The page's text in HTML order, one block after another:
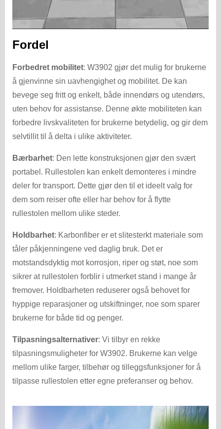
Fordel
Forbedret mobilitet: W3902 gjør det mulig for brukerne
å gjenvinne sin uavhengighet og mobilitet. De kan
bevege seg fritt og enkelt, både innendørs og utendørs,
uten behov for assistanse. Denne økte mobiliteten kan
forbedre livskvaliteten for brukerne betydelig, og gir dem
selvtillit til å delta i ulike aktiviteter.
Bærbarhet: Den lette konstruksjonen gjør den svært
portabel. Rullestolen kan enkelt demonteres i mindre
deler for transport. Dette gjør den til et ideelt valg for
dem som reiser ofte eller har behov for å flytte
rullestolen mellom ulike steder.
Holdbarhet: Karbonfiber er et slitesterkt materiale som
tåler påkjenningene ved daglig bruk. Det er
motstandsdyktig mot korrosjon, riper og støt, noe som
sikrer at rullestolen forblir i utmerket stand i mange år
fremover. Holdbarheten reduserer også behovet for
hyppige reparasjoner og utskiftninger, noe som sparer
brukerne for både tid og penger.
Tilpasningsalternativer: Vi tilbyr en rekke
tilpasningsmuligheter for W3902. Brukerne kan velge
mellom ulike farger, tilbehør og tilleggsfunksjoner for å
tilpasse rullestolen etter egne preferanser og behov.